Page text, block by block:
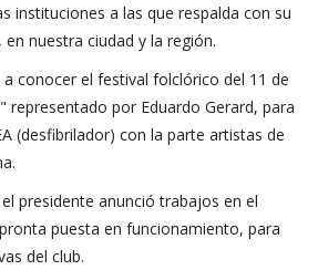
instituciones a las que respalda con su
nuestra ciudad y la región.
conocer el festival folclórico del 11 de
representado por Eduardo Gerard, para
(desfibrilador) con la parte artistas de
presidente anunció trabajos en el
puesta en funcionamiento, para
del club.